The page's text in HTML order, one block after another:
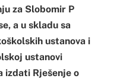
za Slobomir P
a u skladu sa
ustanova i
ustanovi
izdati Rješenje o